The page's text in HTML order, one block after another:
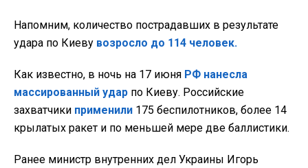
Напомним, количество пострадавших в результате
удара по Киеву возросло до 114 человек.
Как известно, в ночь на 17 июня РФ нанесла
массированный удар по Киеву. Российские
захватчики применили 175 беспилотников, более 14
крылатых ракет и по меньшей мере две баллистики.
Ранее министр внутренних дел Украины Игорь